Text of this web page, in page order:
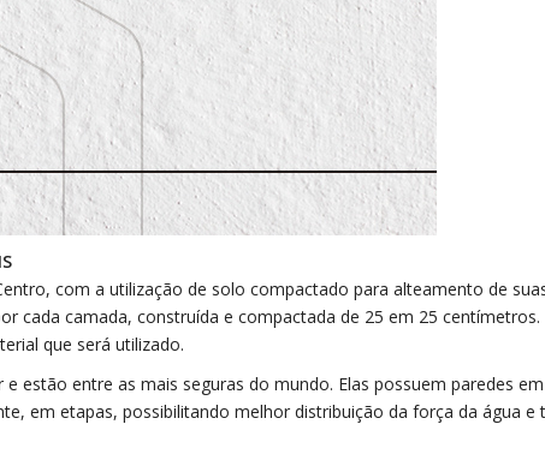
com a utilização de solo compactado para alteamento de
cada camada, construída e compactada de 25 em 25 centímetros.
que será utilizado.
estão entre as mais seguras do mundo. Elas possuem paredes
em etapas, possibilitando melhor distribuição da força da água e